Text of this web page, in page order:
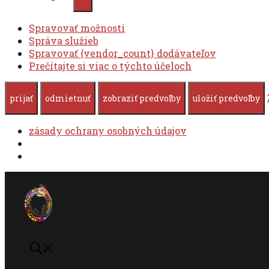
Spravovať možnosti
Správa služieb
Spravovať {vendor_count} dodávateľov
Prečítajte si viac o týchto účeloch
prijať odmietnuť zobraziť predvoľby uložiť predvoľby
zásady ochrany osobných údajov
obsah